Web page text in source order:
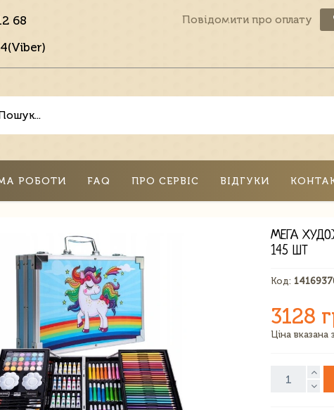
68
Повідомити про оплату
РОБОТИ FAQ ПРО СЕРВІС ВІДГУКИ
МЕГА
145 ШТ
Код:
3128
Ціна